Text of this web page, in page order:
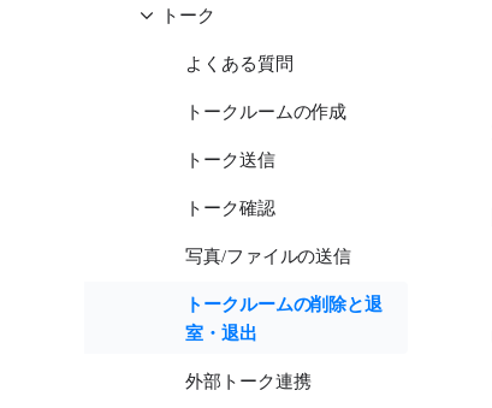
トーク
よくある質問
トークルームの作成
トーク送信
トーク確認
写真/ファイルの送信
トークルームの削除と退
室・退出
外部トーク連携